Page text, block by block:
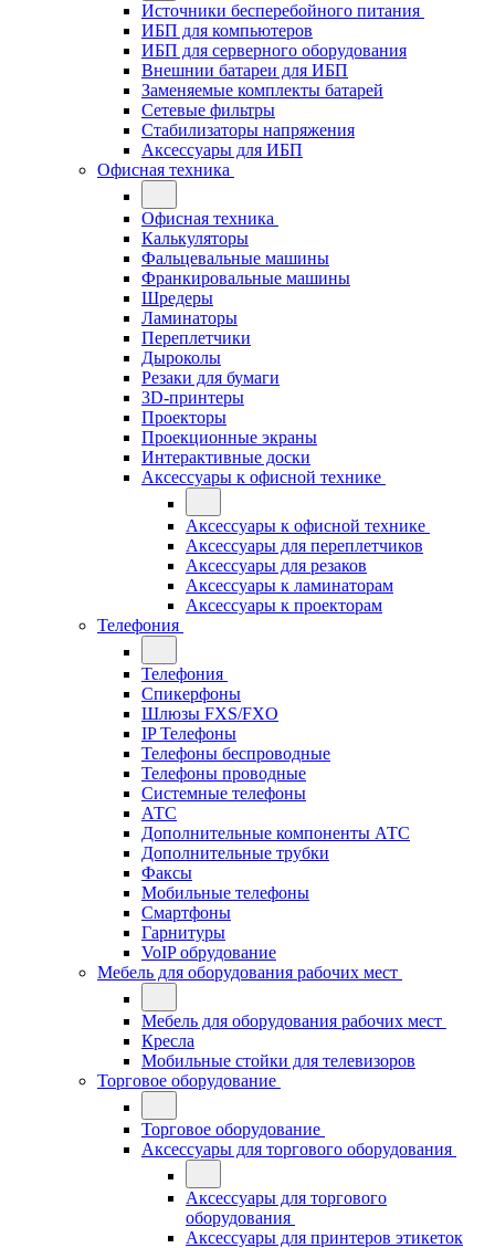
Источники бесперебойного питания
ИБП для компьютеров
ИБП для серверного оборудования
Внешнии батареи для ИБП
Заменяемые комплекты батарей
Сетевые фильтры
Стабилизаторы напряжения
Аксессуары для ИБП
Офисная техника
Офисная техника
Калькуляторы
Фальцевальные машины
Франкировальные машины
Шредеры
Ламинаторы
Переплетчики
Дыроколы
Резаки для бумаги
3D-принтеры
Проекторы
Проекционные экраны
Интерактивные доски
Аксессуары к офисной технике
Аксессуары к офисной технике
Аксессуары для переплетчиков
Аксессуары для резаков
Аксессуары к ламинаторам
Аксессуары к проекторам
Телефония
Телефония
Спикерфоны
Шлюзы FXS/FXO
IP Телефоны
Телефоны беспроводные
Телефоны проводные
Системные телефоны
АТС
Дополнительные компоненты АТС
Дополнительные трубки
Факсы
Мобильные телефоны
Смартфоны
Гарнитуры
VoIP обрудование
Мебель для оборудования рабочих мест
Мебель для оборудования рабочих мест
Кресла
Мобильные стойки для телевизоров
Торговое оборудование
Торговое оборудование
Аксессуары для торгового оборудования
Аксессуары для торгового
оборудования
Аксессуары для принтеров этикеток